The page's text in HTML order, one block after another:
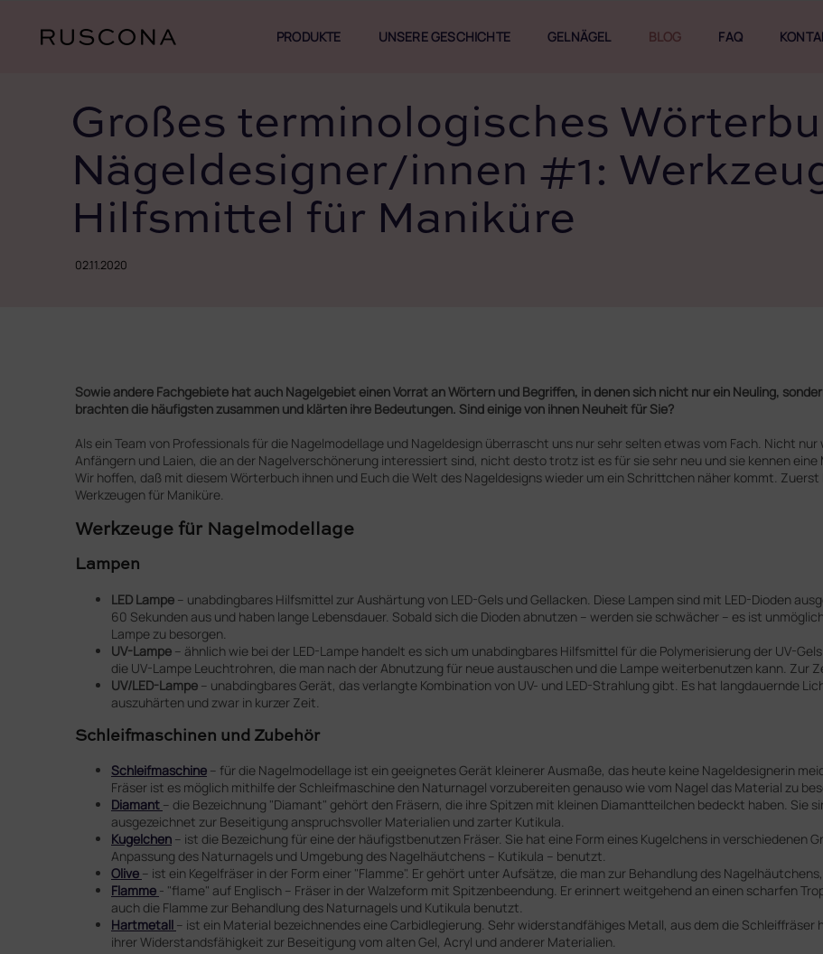
springen
PRODUKTE UNSERE GESCHICHTE GELNÄGEL BLOG FAQ
Großes terminologisches
Nägeldesigner/innen #1:
Hilfsmittel für Maniküre
02.11.2020
Sowie andere Fachgebiete hat auch Nagelgebiet einen Vorrat an Wörtern und Begriffen, in denen sich nicht nur ein Neuling,
brachten die häufigsten zusammen und klärten ihre Bedeutungen. Sind einige von ihnen Neuheit für Sie?
Als ein Team von Professionals für die Nagelmodellage und Nageldesign überrascht uns nur sehr selten etwas vom Fach. Nicht
Anfängern und Laien, die an der Nagelverschönerung interessiert sind, nicht desto trotz ist es für sie sehr neu und sie kennen
Wir hoffen, daß mit diesem Wörterbuch ihnen und Euch die Welt des Nageldesigns wieder um ein Schrittchen näher kommt.
Werkzeugen für Maniküre.
Werkzeuge für Nagelmodellage
Lampen
LED Lampe – unabdingbares Hilfsmittel zur Aushärtung von LED-Gels und Gellacken. Diese Lampen sind mit LED-Dioden
60 Sekunden aus und haben lange Lebensdauer. Sobald sich die Dioden abnutzen – werden sie schwächer – es ist
Lampe zu besorgen.
UV-Lampe – ähnlich wie bei der LED-Lampe handelt es sich um unabdingbares Hilfsmittel für die Polymerisierung der UV-
die UV-Lampe Leuchtrohren, die man nach der Abnutzung für neue austauschen und die Lampe weiterbenutzen kann. Zur
UV/LED-Lampe – unabdingbares Gerät, das verlangte Kombination von UV- und LED-Strahlung gibt. Es hat langdauernde
auszuhärten und zwar in kurzer Zeit.
Schleifmaschinen und Zubehör
Schleifmaschine – für die Nagelmodellage ist ein geeignetes Gerät kleinerer Ausmaße, das heute keine Nageldesignerin
Fräser ist es möglich mithilfe der Schleifmaschine den Naturnagel vorzubereiten genauso wie vom Nagel das Material zu
Diamant – die Bezeichnung "Diamant" gehört den Fräsern, die ihre Spitzen mit kleinen Diamantteilchen bedeckt haben. Sie
ausgezeichnet zur Beseitigung anspruchsvoller Materialien und zarter Kutikula.
Kugelchen – ist die Bezeichung für eine der häufigstbenutzen Fräser. Sie hat eine Form eines Kugelchens in verschiedenen
Anpassung des Naturnagels und Umgebung des Nagelhäutchens – Kutikula – benutzt.
Olive – ist ein Kegelfräser in der Form einer "Flamme". Er gehört unter Aufsätze, die man zur Behandlung des
Flamme - "flame" auf Englisch – Fräser in der Walzeform mit Spitzenbeendung. Er erinnert weitgehend an einen scharfen
auch die Flamme zur Behandlung des Naturnagels und Kutikula benutzt.
Hartmetall – ist ein Material bezeichnendes eine Carbidlegierung. Sehr widerstandfähiges Metall, aus dem die
ihrer Widerstandsfähigkeit zur Beseitigung vom alten Gel, Acryl und anderer Materialien.